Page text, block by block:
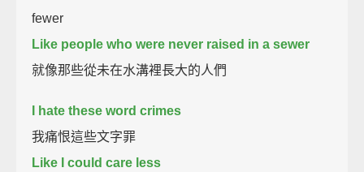
fewer
Like people who were never raised in a sewer
就像那些從未在水溝裡長大的人們
I hate these word crimes
我痛恨這些文字罪
Like I could care less